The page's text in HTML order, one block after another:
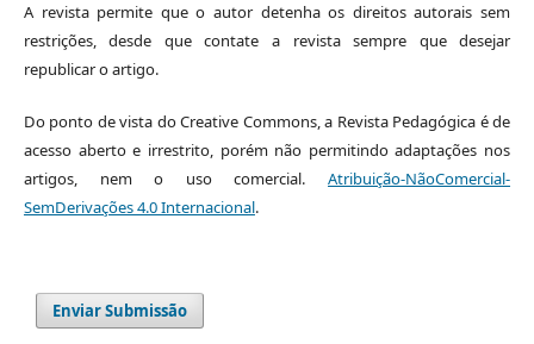
A revista permite que o autor detenha os direitos autorais sem
restrições, desde que contate a revista sempre que desejar
republicar o artigo.
Do ponto de vista do Creative Commons, a Revista Pedagógica é de
acesso aberto e irrestrito, porém não permitindo adaptações nos
artigos, nem o uso comercial.Atribuição-NãoComercial-
SemDerivações 4.0 Internacional.
Enviar Submissão